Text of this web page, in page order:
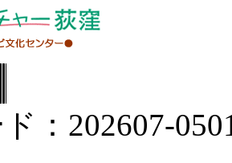
：202607-